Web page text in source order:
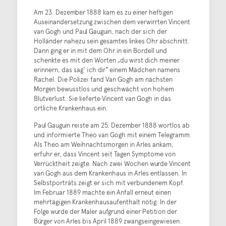
Am 23. Dezember 1888 kam es zu einer heftigen
Auseinandersetzung zwischen dem verwirrten Vincent
van Gogh und Paul Gauguin, nach der sich der
Holländer nahezu sein gesamtes linkes Ohr abschnitt.
Dann ging er in mit dem Ohr in ein Bordell und
schenkte es mit den Worten „du wirst dich meiner
erinnern, das sag‘ ich dir“ einem Mädchen namens
Rachel. Die Polizei fand Van Gogh am nächsten
Morgen bewusstlos und geschwächt von hohem
Blutverlust. Sie lieferte Vincent van Gogh in das
örtliche Krankenhaus ein.
Paul Gauguin reiste am 25. Dezember 1888 wortlos ab
und informierte Theo van Gogh mit einem Telegramm.
Als Theo am Weihnachtsmorgen in Arles ankam,
erfuhr er, dass Vincent seit Tagen Symptome von
Verrücktheit zeigte. Nach zwei Wochen wurde Vincent
van Gogh aus dem Krankenhaus in Arles entlassen. In
Selbstporträts zeigt er sich mit verbundenem Kopf.
Im Februar 1889 machte ein Anfall erneut einen
mehrtägigen Krankenhausaufenthalt nötig. In der
Folge wurde der Maler aufgrund einer Petition der
Bürger von Arles bis April 1889 zwangseingewiesen.